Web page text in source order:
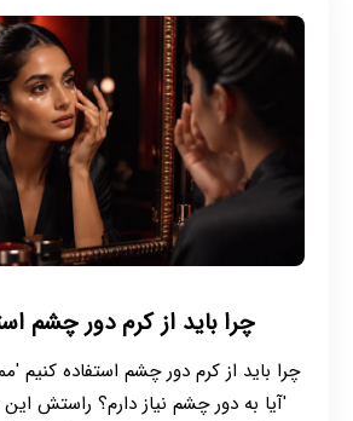
چرا باید از کرم دور چشم
چرا باید از کرم دور چشم استفاده
'آیا به دور چشم نیاز دارم؟ راستش